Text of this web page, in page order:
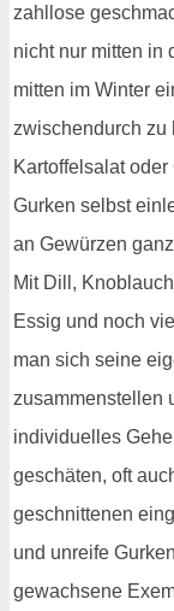
zahllose
nicht nur mitten in
mitten im Winter
zwischendurch zu
Kartoffelsalat
Gurken selbst
an Gewürzen
Mit Dill,
Essig und noch
man sich seine
zusammenstellen
individuelles
geschäten, oft
geschnittenen
und unreife
gewachsene